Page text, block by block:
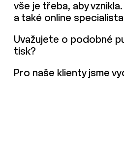
vše je třeba, aby
a také online
Uvažujete o podobné
tisk?
Pro naše klienty jsme